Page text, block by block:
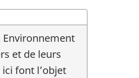
et de leurs
font l’objet